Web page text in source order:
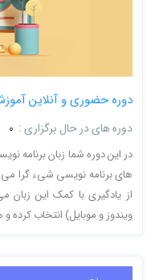
دوره حضوری و آنلاین
دوره های در حال برگزاری : 0
در این دوره شما زبان برنامه
از یادگیری با کمک این زبان
ویندوز و موبایل) انتخاب